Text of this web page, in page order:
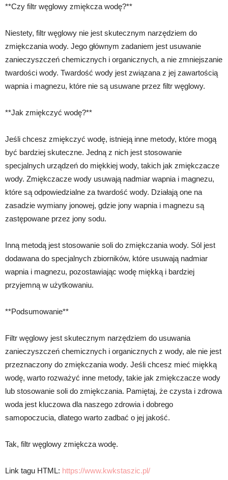
**Czy filtr węglowy zmiękcza wodę?**
Niestety, filtr węglowy nie jest skutecznym narzędziem do
zmiękczania wody. Jego głównym zadaniem jest usuwanie
zanieczyszczeń chemicznych i organicznych, a nie zmniejszanie
twardości wody. Twardość wody jest związana z jej zawartością
wapnia i magnezu, które nie są usuwane przez filtr węglowy.
**Jak zmiękczyć wodę?**
Jeśli chcesz zmiękczyć wodę, istnieją inne metody, które mogą
być bardziej skuteczne. Jedną z nich jest stosowanie
specjalnych urządzeń do miękkiej wody, takich jak zmiękczacze
wody. Zmiękczacze wody usuwają nadmiar wapnia i magnezu,
które są odpowiedzialne za twardość wody. Działają one na
zasadzie wymiany jonowej, gdzie jony wapnia i magnezu są
zastępowane przez jony sodu.
Inną metodą jest stosowanie soli do zmiękczania wody. Sól jest
dodawana do specjalnych zbiorników, które usuwają nadmiar
wapnia i magnezu, pozostawiając wodę miękką i bardziej
przyjemną w użytkowaniu.
**Podsumowanie**
Filtr węglowy jest skutecznym narzędziem do usuwania
zanieczyszczeń chemicznych i organicznych z wody, ale nie jest
przeznaczony do zmiękczania wody. Jeśli chcesz mieć miękką
wodę, warto rozważyć inne metody, takie jak zmiękczacze wody
lub stosowanie soli do zmiękczania. Pamiętaj, że czysta i zdrowa
woda jest kluczowa dla naszego zdrowia i dobrego
samopoczucia, dlatego warto zadbać o jej jakość.
Tak, filtr węglowy zmiękcza wodę.
Link tagu HTML: https://www.kwkstaszic.pl/